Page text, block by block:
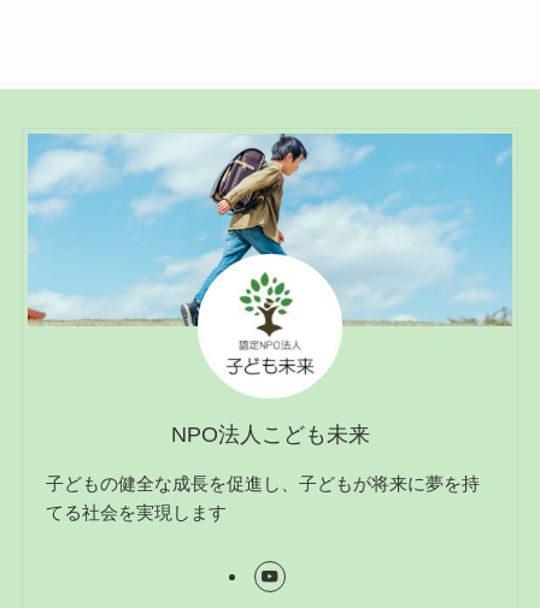
NPO法人こども未来
子どもの健全な成長を促進し、子どもが将来に夢を持
てる社会を実現します